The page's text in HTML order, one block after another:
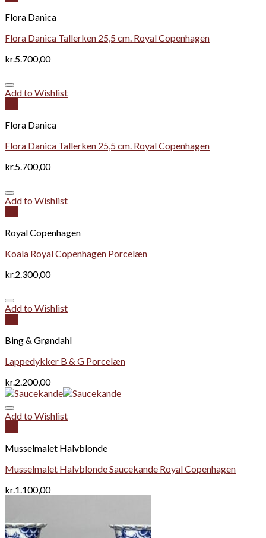
Flora Danica
Flora Danica Tallerken 25,5 cm. Royal Copenhagen
kr.5.700,00
Add to Wishlist
Flora Danica
Flora Danica Tallerken 25,5 cm. Royal Copenhagen
kr.5.700,00
Add to Wishlist
Royal Copenhagen
Koala Royal Copenhagen Porcelæn
kr.2.300,00
Add to Wishlist
Bing & Grøndahl
Lappedykker B & G Porcelæn
kr.2.200,00
Add to Wishlist
Musselmalet Halvblonde
Musselmalet Halvblonde Saucekande Royal Copenhagen
kr.1.100,00